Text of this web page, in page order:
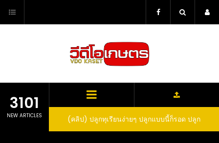
content
3101
NEW ARTICLES
ตรกำจัดเพลี้ย มด
(คลิป) ปลูกทุเรียนง่ายๆ ปลูกแบบนี้ก็รอด ปลูก
ทุเรียนต้นคู่ แบบเสียบยอดและเมล็ด